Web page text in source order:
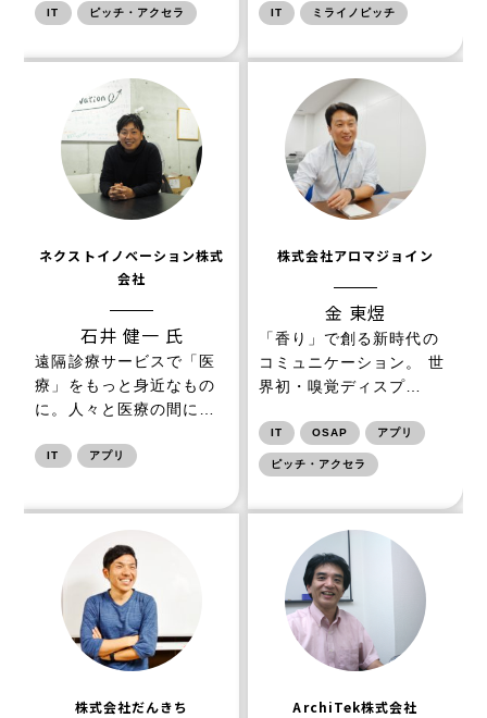
IT ピッチ・アクセラ IT ミライノピッチ
ネクストイノベーション株式
会社
石井 健一 氏
遠隔診療サービスで「医
療」をもっと身近なもの
に。人々と医療の間に…
IT アプリ
株式会社アロマジョイン
金 東煜
「香り」で創る新時代の
コミュニケーション。 世
界初・嗅覚ディスプ…
IT OSAP アプリ
ピッチ・アクセラ
株式会社だんきち ArchiTek株式会社